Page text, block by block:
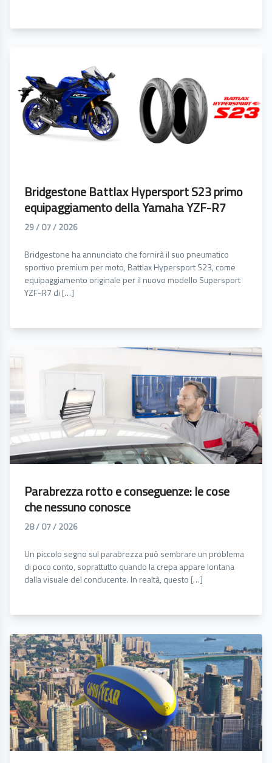
Bridgestone Battlax Hypersport S23 primo
equipaggiamento della Yamaha YZF-R7
29 / 07 / 2026
Bridgestone ha annunciato che fornirà il suo pneumatico
sportivo premium per moto, Battlax Hypersport S23, come
equipaggiamento originale per il nuovo modello Supersport
YZF-R7 di […]
Parabrezza rotto e conseguenze: le cose
che nessuno conosce
28 / 07 / 2026
Un piccolo segno sul parabrezza può sembrare un problema
di poco conto, soprattutto quando la crepa appare lontana
dalla visuale del conducente. In realtà, questo […]